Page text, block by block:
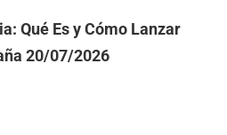
Qué Es y Cómo Lanzar
20/07/2026